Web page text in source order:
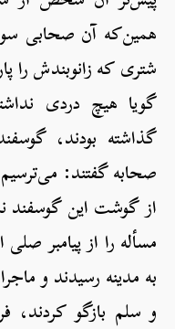
همین‌که آن صحابی
شتری که زانوبندش را
گویا هیچ دردی
گذاشته بودند،
صحابه گفتند:
از گوشت این گوسفند
مسأله را از پیامبر
به مدینه رسیدند و
و سلم بازگو کردند،